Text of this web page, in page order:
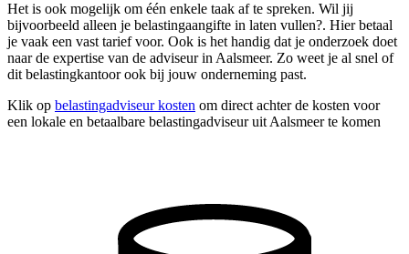
Het is ook mogelijk om één enkele taak af te spreken. Wil jij
bijvoorbeeld alleen je belastingaangifte in laten vullen?. Hier betaal
je vaak een vast tarief voor. Ook is het handig dat je onderzoek doet
naar de expertise van de adviseur in Aalsmeer. Zo weet je al snel of
dit belastingkantoor ook bij jouw onderneming past.
Klik op belastingadviseur kosten om direct achter de kosten voor
een lokale en betaalbare belastingadviseur uit Aalsmeer te komen